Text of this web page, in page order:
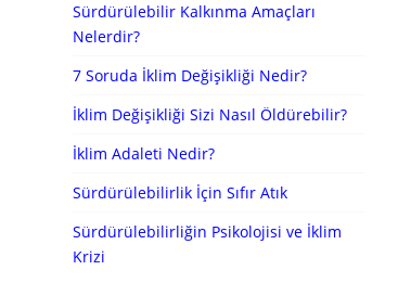
Sürdürülebilir Kalkınma Amaçları
Nelerdir?
7 Soruda İklim Değişikliği Nedir?
İklim Değişikliği Sizi Nasıl Öldürebilir?
İklim Adaleti Nedir?
Sürdürülebilirlik İçin Sıfır Atık
Sürdürülebilirliğin Psikolojisi ve İklim
Krizi